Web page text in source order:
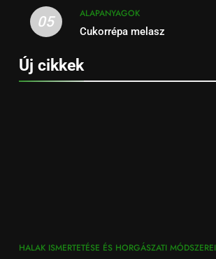
05
ALAPANYAGOK
Cukorrépa melasz
Új cikkek
HALAK ISMERTETÉSE ÉS HORGÁSZATI